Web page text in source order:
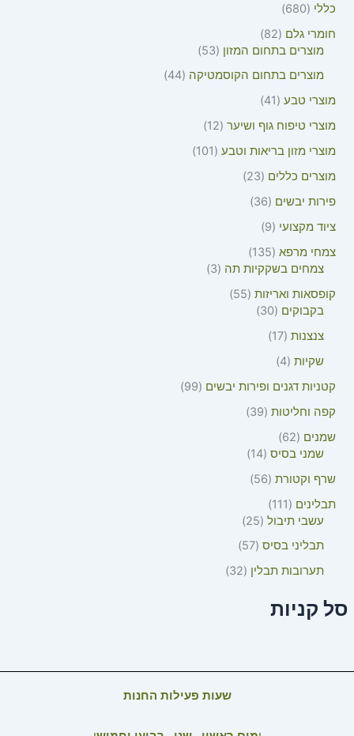
כללי
680
חומרי גלם
82
מוצרים בתחום המזון
53
מוצרים בתחום הקוסמטיקה 44
מוצרי טבע
41
מוצרי טיפוח גוף ושיער 12
מוצרי מזון בריאות וטבע
101
מוצרים כללים
23
פירות יבשים
36
ציוד מקצועי
9
צמחי מרפא 135
צמחים בשקקיות תה
3
קופסאות ואריזות 55
בקבוקים
30
צנצנות 17
שקיות 4
קטניות דגנים ופירות יבשים
99
קפה וחליטות 39
שמנים
62
שמני בסיס 14
שרף וקטורת 56
תבלינים
111
עשבי תיבול 25
תבליני בסיס 57
תערובות תבלין
32
סל קניות
שעות פעילות החנות